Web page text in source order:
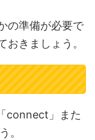
の準備が必要で
きましょう。
connect」また
。